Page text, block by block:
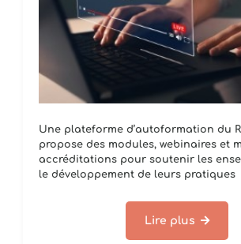
Une plateforme d’autoformation du
propose des modules, webinaires et
accréditations pour soutenir les
le développement de leurs pratiques
Lire plus